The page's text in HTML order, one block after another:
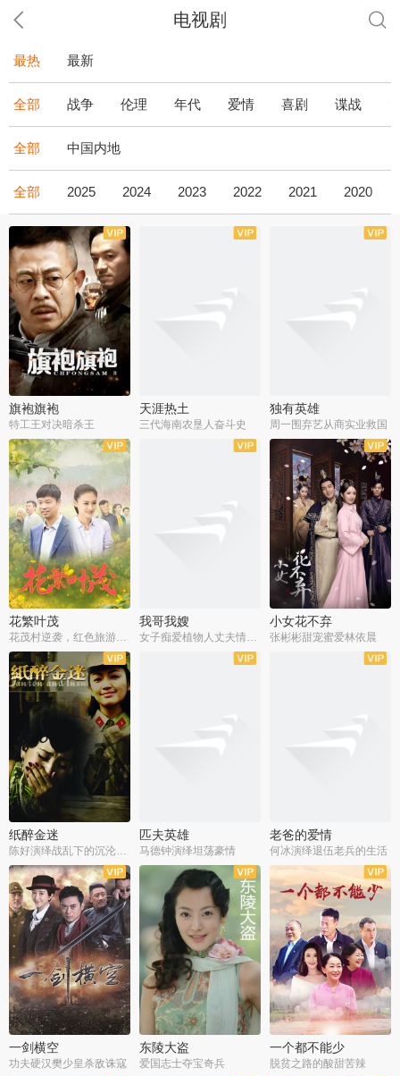
电视剧
最热 最新
全部 战争 伦理 年代 爱情 喜剧 谍战
全部 中国内地
全部 2025 2024 2023 2022 2021 2020
全43集
旗袍旗袍
特工王对决暗杀王
天涯热土
三代海南农垦人奋斗史
独有英雄
周一围弃艺从商实业救国
全34集
花繁叶茂
花茂村逆袭，红色旅游出圈
我哥我嫂
女子痴爱植物人丈夫情定一生
全51集
小女花不弃
张彬彬甜宠蜜爱林依晨
全42集
纸醉金迷 匹夫英雄
马德钟演绎坦荡豪情
老爸的爱情
何冰演绎退伍老兵的生活
全40集
一剑横空
功夫硬汉樊少皇杀敌诛寇
全33集
东陵大盗
爱国志士夺宝奇兵
全36集
一个都不能少
脱贫之路的酸甜苦辣